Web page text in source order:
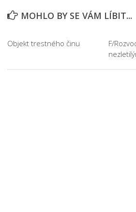
MOHLO BY SE VÁM LÍBIT...
Objekt trestného činu
F/